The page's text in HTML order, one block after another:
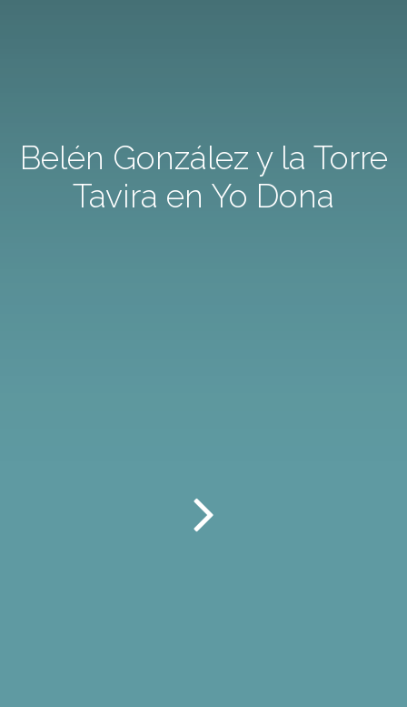
Belén González y la Torre
Tavira en Yo Dona